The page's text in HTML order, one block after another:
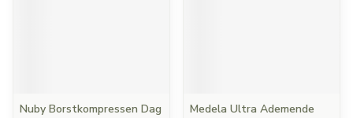
Nuby Borstkompressen Dag
Medela Ultra Ademende